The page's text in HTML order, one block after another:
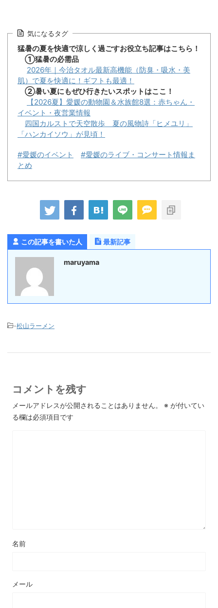
気になるタグ
猛暑の夏を快適で涼しく過ごすお役立ち記事はこちら！
①猛暑の必需品
2026年｜今治タオル最新高機能（防臭・吸水・美
肌）で夏を快適に！ギフトも最適！
②暑い夏にもぜひ行きたいスポットはここ！
【2026夏】愛媛の動物園＆水族館8選：赤ちゃん・
イベント・夜営業情報
四国カルストで天空散歩 夏の風物詩「ヒメユリ」
「ハンカイソウ」が見頃！
#愛媛のイベント
#愛媛のライブ・コンサート情報ま
とめ
この記事を書いた人 最新記事
maruyama
-松山ラーメン
コメントを残す
メールアドレスが公開されることはありません。 ※ が付いてい
る欄は必須項目です
名前
メール